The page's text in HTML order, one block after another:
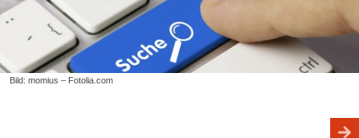
Bild: momius – Fotolia.com